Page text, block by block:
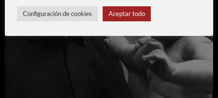
Configuración de cookies Aceptar todo